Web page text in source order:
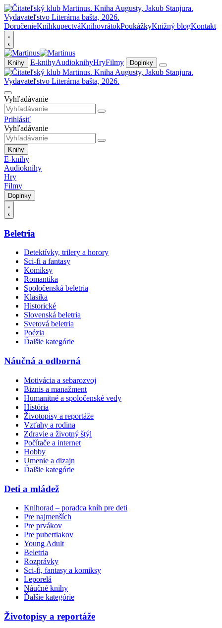
DoručenieKníhkupectváKnihovrátokPoukážkyKnižný blogKontakt
Knihy E-knihyAudioknihyHryFilmy Doplnky
Vyhľadávanie
Prihlásiť
Vyhľadávanie
Knihy
E-knihy
Audioknihy
Hry
Filmy
Doplnky
Beletria
Detektívky, trilery a horory
Sci-fi a fantasy
Komiksy
Romantika
Spoločenská beletria
Klasika
Historické
Slovenská beletria
Svetová beletria
Poézia
Ďalšie kategórie
Náučná a odborná
Motivácia a sebarozvoj
Biznis a manažment
Humanitné a spoločenské vedy
História
Životopisy a reportáže
Vzťahy a rodina
Zdravie a životný štýl
Počítače a internet
Hobby
Umenie a dizajn
Ďalšie kategórie
Deti a mládež
Knihorad – poradca kníh pre deti
Pre najmenších
Pre prvákov
Pre pubertiakov
Young Adult
Beletria
Rozprávky
Sci-fi, fantasy a komiksy
Leporelá
Náučné knihy
Ďalšie kategórie
Životopisy a reportáže